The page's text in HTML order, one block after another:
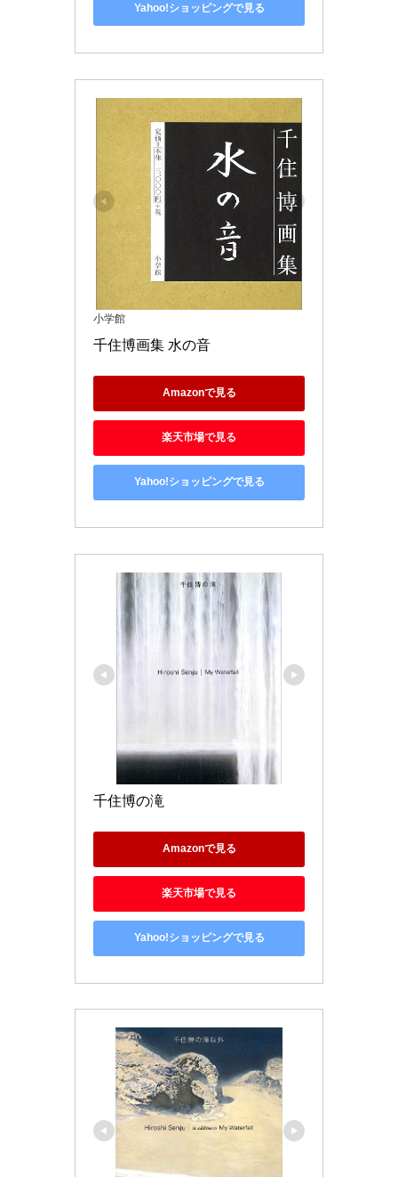
Yahoo!ショッピングで見る
小学館
千住博画集 水の音
Amazonで見る
楽天市場で見る
Yahoo!ショッピングで見る
千住博の滝
Amazonで見る
楽天市場で見る
Yahoo!ショッピングで見る